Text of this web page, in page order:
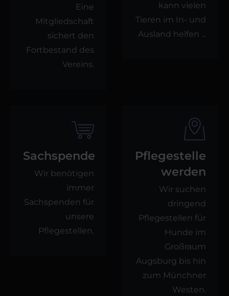
Eine
Mitgliedschaft
sichert den
Fortbestand des
Vereins.
kann vielen
Tieren im In- und
Ausland helfen ...
Sachspende
Wir benötigen
immer
Sachspenden für
unsere
Pflegestellen.
Pflegestelle
werden
Wir suchen
dringend
Pflegestellen für
Hunde im
Großraum
Augsburg bis hin
zum Münchner
Westen.